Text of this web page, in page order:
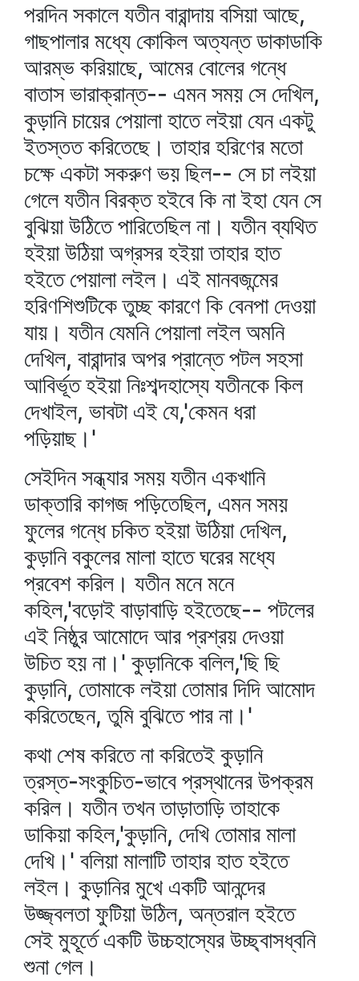
পরদিন সকালে যতীন বারান্দায় বসিয়া আছে,
গাছপালার মধ্যে কোকিল অত্যন্ত ডাকাডাকি
আরম্ভ করিয়াছে, আমের বোলের গন্ধে
বাতাস ভারাক্রান্ত-- এমন সময় সে দেখিল,
কুড়ানি চায়ের পেয়ালা হাতে লইয়া যেন একটু
ইতস্তত করিতেছে। তাহার হরিণের মতো
চক্ষে একটা সকরুণ ভয় ছিল-- সে চা লইয়া
গেলে যতীন বিরক্ত হইবে কি না ইহা যেন সে
বুঝিয়া উঠিতে পারিতেছিল না। যতীন ব্যথিত
হইয়া উঠিয়া অগ্রসর হইয়া তাহার হাত
হইতে পেয়ালা লইল। এই মানবজন্মের
হরিণশিশুটিকে তুচ্ছ কারণে কি বেনপা দেওয়া
যায়। যতীন যেমনি পেয়ালা লইল অমনি
দেখিল, বারান্দার অপর প্রান্তে পটল সহসা
আবির্ভূত হইয়া নিঃশব্দহাস্যে যতীনকে কিল
দেখাইল, ভাবটা এই যে,'কেমন ধরা
পড়িয়াছ।'
সেইদিন সন্ধ্যার সময় যতীন একখানি
ডাক্তারি কাগজ পড়িতেছিল, এমন সময়
ফুলের গন্ধে চকিত হইয়া উঠিয়া দেখিল,
কুড়ানি বকুলের মালা হাতে ঘরের মধ্যে
প্রবেশ করিল। যতীন মনে মনে
কহিল,'বড়োই বাড়াবাড়ি হইতেছে-- পটলের
এই নিষ্ঠুর আমোদে আর প্রশ্রয় দেওয়া
উচিত হয় না।' কুড়ানিকে বলিল,'ছি ছি
কুড়ানি, তোমাকে লইয়া তোমার দিদি আমোদ
করিতেছেন, তুমি বুঝিতে পার না।'
কথা শেষ করিতে না করিতেই কুড়ানি
ত্রস্ত-সংকুচিত-ভাবে প্রস্থানের উপক্রম
করিল। যতীন তখন তাড়াতাড়ি তাহাকে
ডাকিয়া কহিল,'কুড়ানি, দেখি তোমার মালা
দেখি।' বলিয়া মালাটি তাহার হাত হইতে
লইল। কুড়ানির মুখে একটি আনন্দের
উজ্জ্বলতা ফুটিয়া উঠিল, অন্তরাল হইতে
সেই মুহূর্তে একটি উচ্চহাস্যের উচ্ছ্বাসধ্বনি
শুনা গেল।